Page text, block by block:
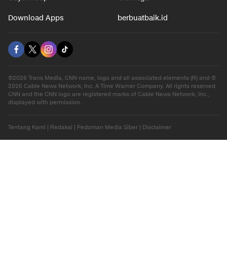
Hiburan Ekonomi
Download Apps
2026 Cable News Network, Inc. A Time Warner Company. All rights reserved.
CNN and the CNN logo are registered marks of Cable News Network, Inc.,
displayed with permission.